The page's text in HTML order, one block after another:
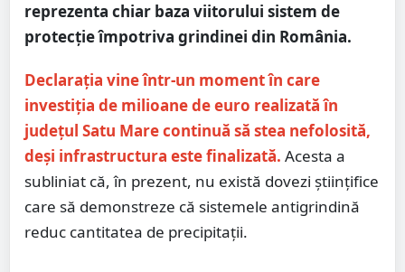
reprezenta chiar baza viitorului sistem de
protecție împotriva grindinei din România.
Declarația vine într-un moment în care
investiția de milioane de euro realizată în
județul Satu Mare continuă să stea nefolosită,
deși infrastructura este finalizată. Acesta a
subliniat că, în prezent, nu există dovezi științifice
care să demonstreze că sistemele antigrindină
reduc cantitatea de precipitații.